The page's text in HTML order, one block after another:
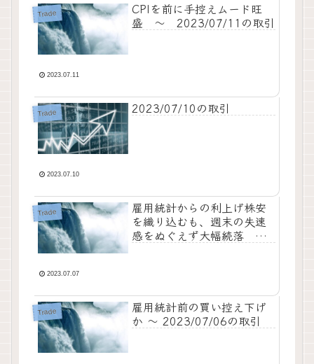
Trade
CPIを前に手控えムード旺
盛 ～ 2023/07/11の取引
2023.07.11
Trade 2023/07/10の取引
2023.07.10
Trade
雇用統計からの利上げ株安
を織り込むも、週末の失速
感をぬぐえず大幅続落
2023.07.07
Trade
雇用統計前の買い控え下げ
か ～ 2023/07/06の取引